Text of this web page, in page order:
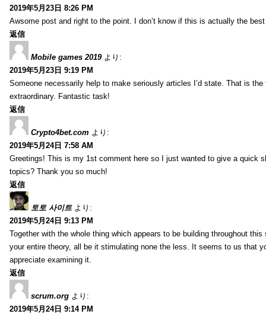
2019年5月23日 8:26 PM
Awsome post and right to the point. I don’t know if this is actually the
返信
Mobile games 2019 より:
2019年5月23日 9:19 PM
Someone necessarily help to make seriously articles I’d state. That is
extraordinary. Fantastic task!
返信
Crypto4bet.com より:
2019年5月24日 7:58 AM
Greetings! This is my 1st comment here so I just wanted to give a quick
topics? Thank you so much!
返信
토토 사이트 より:
2019年5月24日 9:13 PM
Together with the whole thing which appears to be building throughout
your entire theory, all be it stimulating none the less. It seems to us that
appreciate examining it.
返信
scrum.org より:
2019年5月24日 9:14 PM